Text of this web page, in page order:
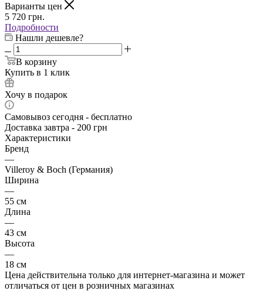
Варианты цен
5 720 грн.
Подробности
Нашли дешевле?
В корзину
Купить в 1 клик
Хочу в подарок
Самовывоз сегодня - бесплатно
Доставка завтра - 200 грн
Характеристики
Бренд
—
Villeroy & Boch (Германия)
Ширина
—
55 см
Длина
—
43 см
Высота
—
18 см
Цена действительна только для интернет-магазина и может
отличаться от цен в розничных магазинах